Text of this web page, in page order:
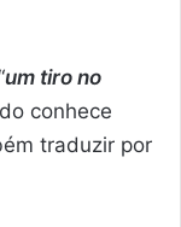
um tiro no
conhece
traduzir por